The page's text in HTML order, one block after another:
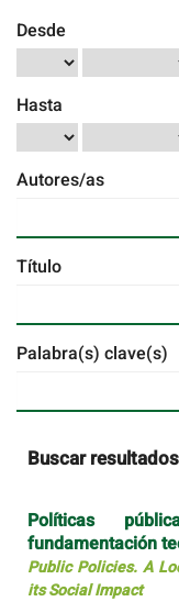
Desde
Hasta
Autores/as
Título
Palabra(s) clave(s)
Buscar resultados
Políticas
fundamentación
Public Policies. A
its Social Impact